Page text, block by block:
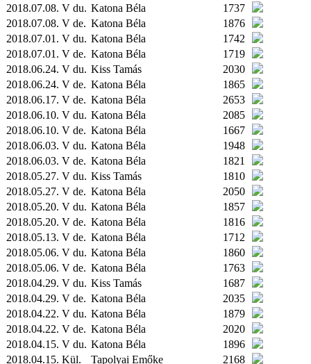
2018.07.08. V du. Katona Béla
1737
2018.07.08. V de. Katona Béla
1876
2018.07.01. V du. Katona Béla
1742
2018.07.01. V de. Katona Béla
1719
2018.06.24. V du. Kiss Tamás
2030
2018.06.24. V de. Katona Béla
1865
2018.06.17. V de. Katona Béla
2653
2018.06.10. V du. Katona Béla
2085
2018.06.10. V de. Katona Béla
1667
2018.06.03. V du. Katona Béla
1948
2018.06.03. V de. Katona Béla
1821
2018.05.27. V du. Kiss Tamás
1810
2018.05.27. V de. Katona Béla
2050
2018.05.20. V du. Katona Béla
1857
2018.05.20. V de. Katona Béla
1816
2018.05.13. V de. Katona Béla
1712
2018.05.06. V du. Katona Béla
1860
2018.05.06. V de. Katona Béla
1763
2018.04.29. V du. Kiss Tamás
1687
2018.04.29. V de. Katona Béla
2035
2018.04.22. V du. Katona Béla
1879
2018.04.22. V de. Katona Béla
2020
2018.04.15. V du. Katona Béla
1896
2018.04.15. Kül. Tapolyai Emőke
2168